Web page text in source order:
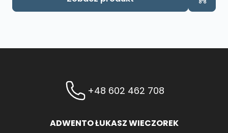
+48 602 462 708
ADWENTO ŁUKASZ WIECZOREK